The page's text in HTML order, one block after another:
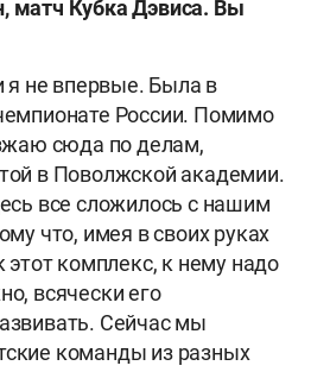
матч Кубка Дэвиса. Вы
я не впервые. Была в
России. Помимо
сюда по делам,
в Поволжской академии.
все сложилось с нашим
что, имея в своих руках
этот комплекс, к нему надо
всячески его
Сейчас мы
команды из разных